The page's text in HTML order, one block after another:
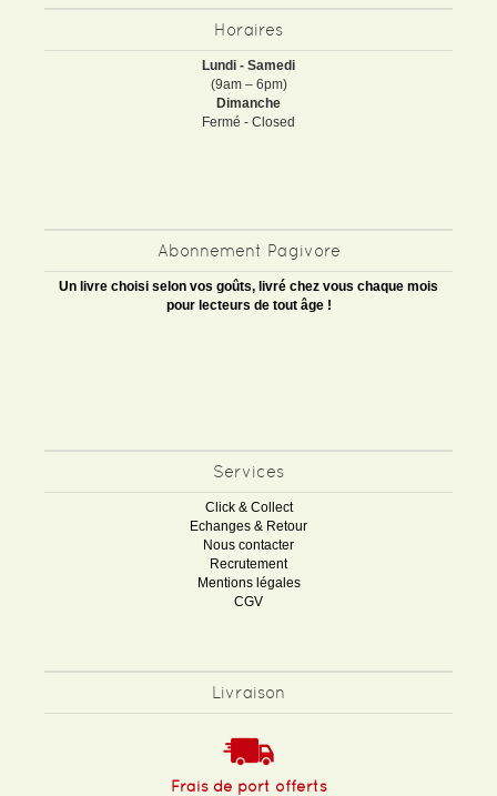
Horaires
Lundi - Samedi
(9am – 6pm)
Dimanche
Fermé - Closed
Abonnement Pagivore
Un livre choisi selon vos goûts, livré chez vous chaque mois
pour lecteurs de tout âge !
Services
Click & Collect
Echanges & Retour
Nous contacter
Recrutement
Mentions légales
CGV
Livraison
Frais de port offerts